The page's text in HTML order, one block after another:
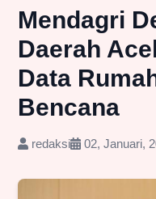
Mendagri
Daerah
Data
Bencana
redaksi 02, Januari,